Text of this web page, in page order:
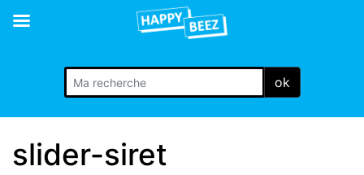
ok
slider-siret